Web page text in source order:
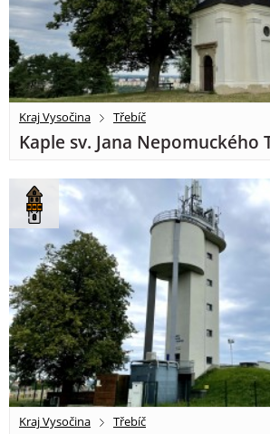
Kraj Vysočina Třebíč
Kaple sv. Jana Nepomuckého
Kraj Vysočina Třebíč